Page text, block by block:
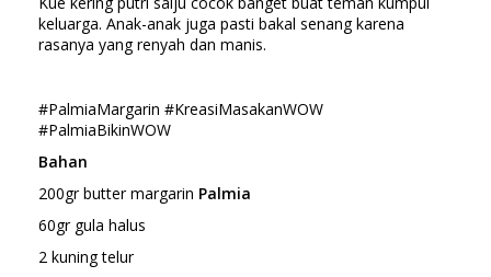
keluarga. Anak-anak juga pasti bakal senang karena
rasanya yang renyah dan manis.
#PalmiaMargarin #KreasiMasakanWOW
#PalmiaBikinWOW
Bahan
200gr butter margarin Palmia
60gr gula halus
2 kuning telur